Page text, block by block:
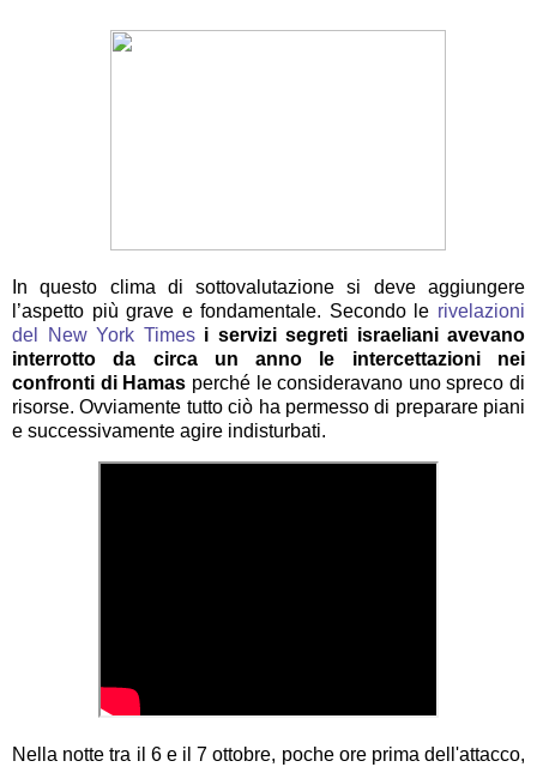
In questo clima di sottovalutazione si deve aggiungere
l’aspetto più grave e fondamentale. Secondo le rivelazioni
del New York Times i servizi segreti israeliani avevano
interrotto da circa un anno le intercettazioni nei
confronti di Hamas perché le consideravano uno spreco di
risorse. Ovviamente tutto ciò ha permesso di preparare piani
e successivamente agire indisturbati.
Nella notte tra il 6 e il 7 ottobre, poche ore prima dell'attacco,